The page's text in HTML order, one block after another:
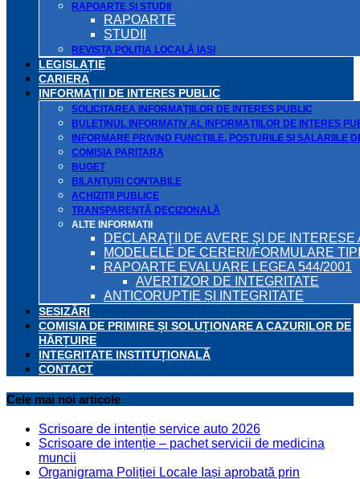
RAPOARTE ŞI STUDII
RAPOARTE
STUDII
REVISTA POLIȚIA LOCALĂ IAȘI
LEGISLAȚIE
CARIERA
INFORMAŢII DE INTERES PUBLIC
SOLICITAREA INFORMAŢIILOR DE INTERES PUBLIC
BULETINUL INFORMATIV AL INFORMAŢIILOR DE INTERES
INFORMARE PRIVIND FUNCTIILE, POSTURILE SI
COMISIA PARITARA
BUGET
BILANŢURI CONTABILE
ACHIZIȚII PUBLICE
TRANSPARENȚĂ DECIZIONALĂ
ALTE INFORMATII
DECLARAŢII DE AVERE ŞI DE
MODELELE DE CERERI/FORMULARE
RAPOARTE EVALUARE LEGEA 544/2001
AVERTIZOR DE INTEGRITATE
ANTICORUPȚIE ȘI INTEGRITATE
SESIZĂRI
COMISIA DE PRIMIRE ȘI SOLUȚIONARE A CAZURILOR DE
HĂRȚUIRE
INTEGRITATE INSTITUȚIONALĂ
CONTACT
Cele mai noi articole
Scrisoare de intenție service auto 2026
Scrisoare de intenție – pachet servicii de medicina
muncii
Organigrama Poliției Locale Iași aprobată prin